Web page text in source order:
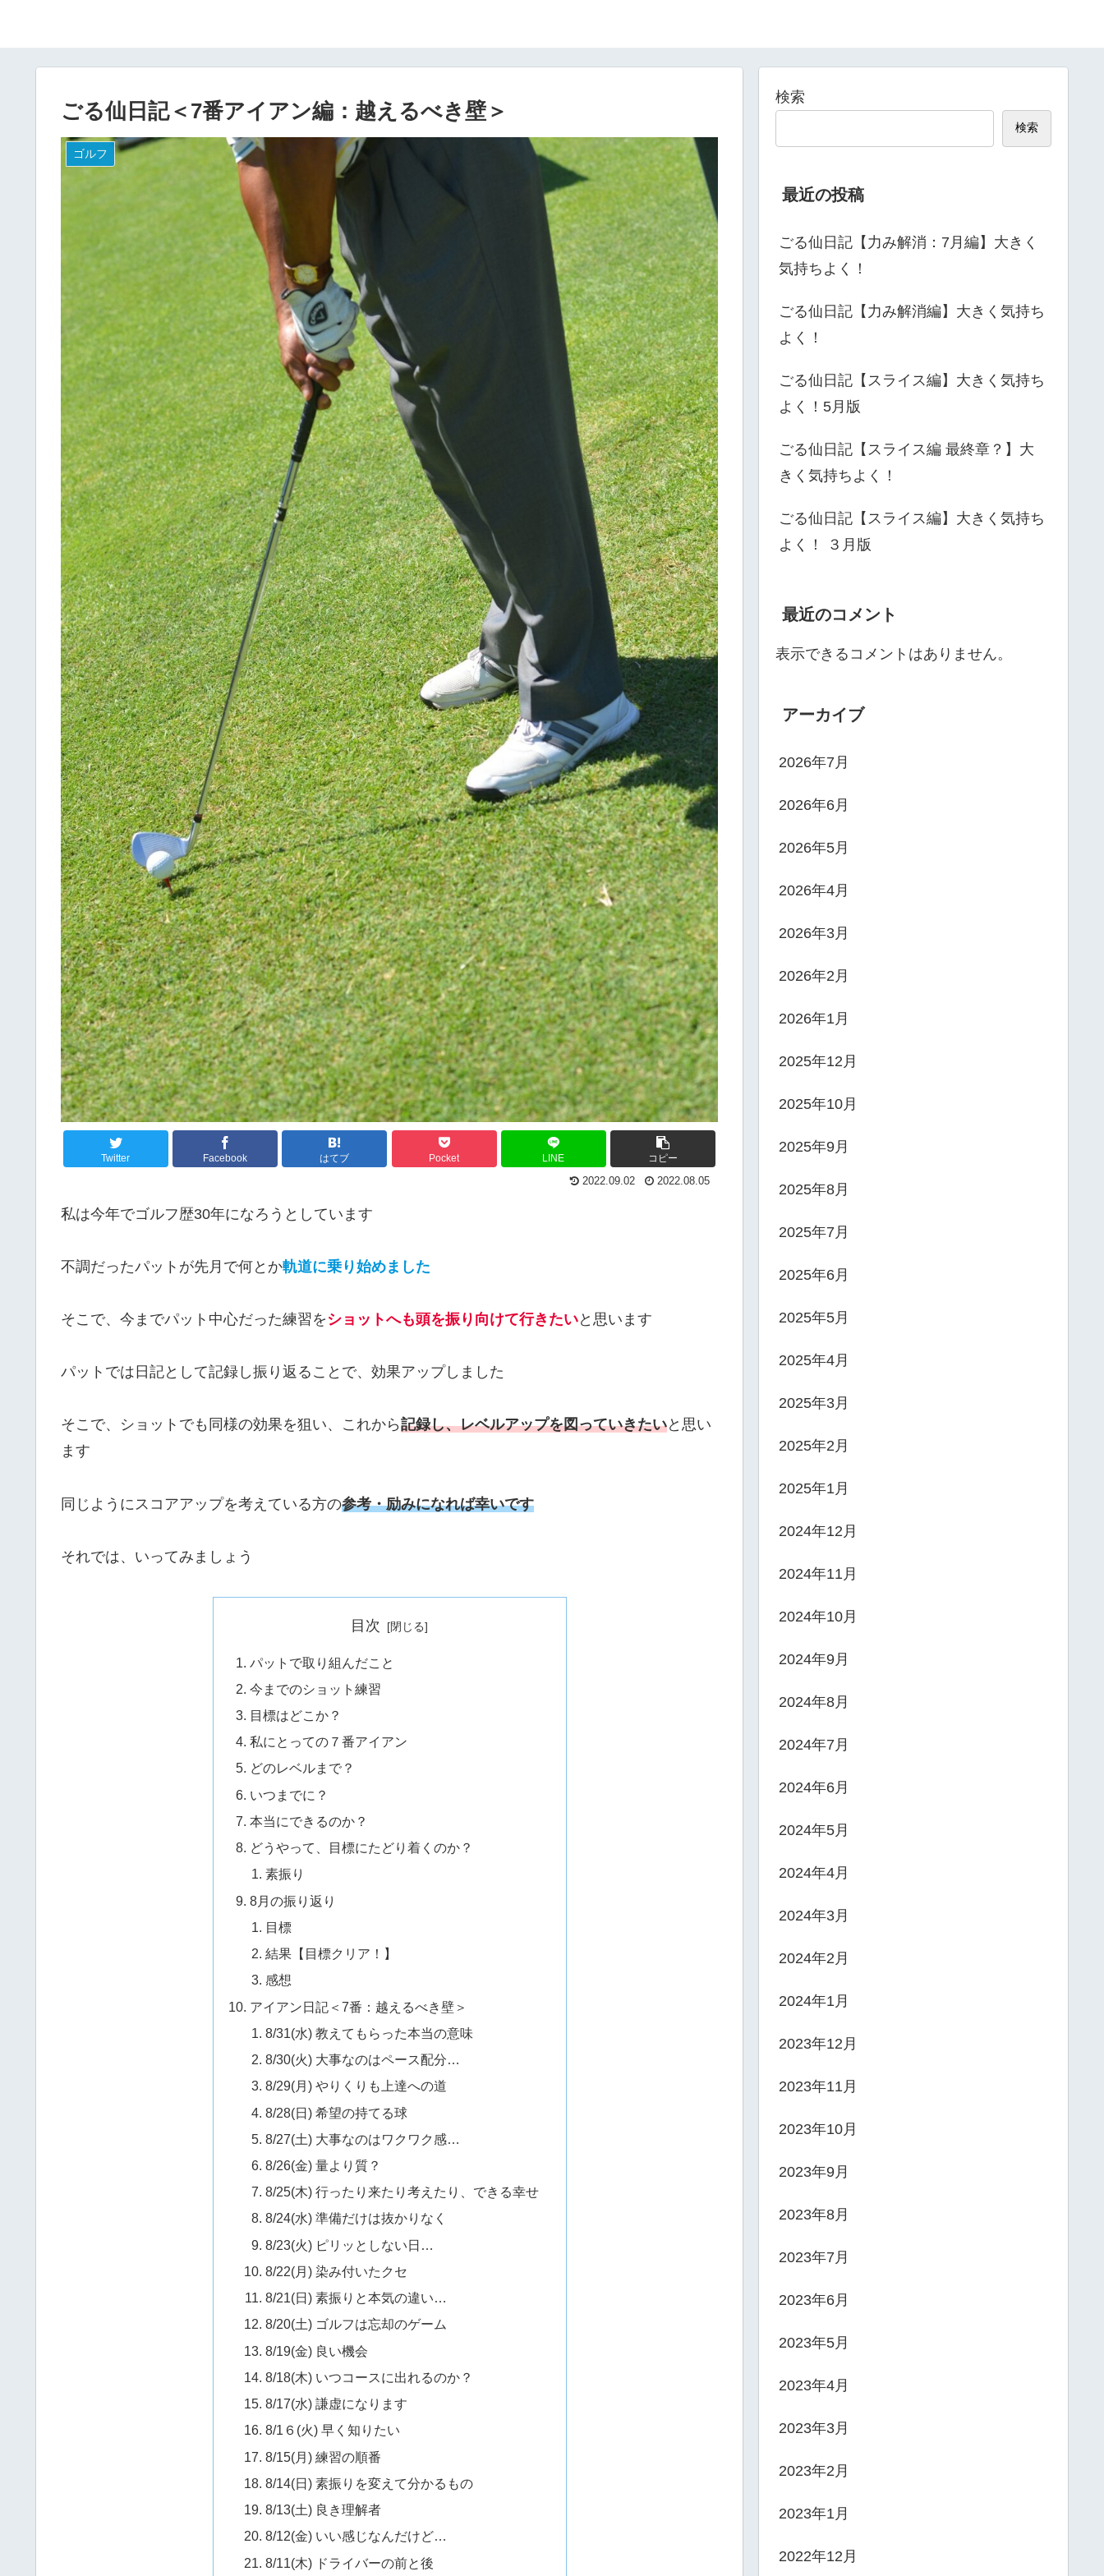
ごる仙日記＜7番アイアン編：越えるべき壁＞
ゴルフ
Twitter Facebook はてブ Pocket LINE コピー
2022.09.02 2022.08.05
私は今年でゴルフ歴30年になろうとしています
不調だったパットが先月で何とか軌道に乗り始めました
そこで、今までパット中心だった練習をショットへも頭を振り向けて行きたいと思います
パットでは日記として記録し振り返ることで、効果アップしました
そこで、ショットでも同様の効果を狙い、これから記録し、レベルアップを図っていきたいと思い
ます
同じようにスコアアップを考えている方の参考・励みになれば幸いです
それでは、いってみましょう
目次
パットで取り組んだこと
今までのショット練習
目標はどこか？
私にとっての７番アイアン
どのレベルまで？
いつまでに？
本当にできるのか？
どうやって、目標にたどり着くのか？
素振り
8月の振り返り
目標
結果【目標クリア！】
感想
アイアン日記＜7番：越えるべき壁＞
8/31(水) 教えてもらった本当の意味
8/30(火) 大事なのはペース配分…
8/29(月) やりくりも上達への道
8/28(日) 希望の持てる球
8/27(土) 大事なのはワクワク感…
8/26(金) 量より質？
8/25(木) 行ったり来たり考えたり、できる幸せ
8/24(水) 準備だけは抜かりなく
8/23(火) ピリッとしない日…
8/22(月) 染み付いたクセ
8/21(日) 素振りと本気の違い…
8/20(土) ゴルフは忘却のゲーム
8/19(金) 良い機会
8/18(木) いつコースに出れるのか？
8/17(水) 謙虚になります
8/1６(火) 早く知りたい
8/15(月) 練習の順番
8/14(日) 素振りを変えて分かるもの
8/13(土) 良き理解者
8/12(金) いい感じなんだけど…
8/11(木) ドライバーの前と後
検索
検索
最近の投稿
ごる仙日記【力み解消：7月編】大きく
気持ちよく！
ごる仙日記【力み解消編】大きく気持ち
よく！
ごる仙日記【スライス編】大きく気持ち
よく！5月版
ごる仙日記【スライス編 最終章？】大
きく気持ちよく！
ごる仙日記【スライス編】大きく気持ち
よく！ ３月版
最近のコメント
表示できるコメントはありません。
アーカイブ
2026年7月
2026年6月
2026年5月
2026年4月
2026年3月
2026年2月
2026年1月
2025年12月
2025年10月
2025年9月
2025年8月
2025年7月
2025年6月
2025年5月
2025年4月
2025年3月
2025年2月
2025年1月
2024年12月
2024年11月
2024年10月
2024年9月
2024年8月
2024年7月
2024年6月
2024年5月
2024年4月
2024年3月
2024年2月
2024年1月
2023年12月
2023年11月
2023年10月
2023年9月
2023年8月
2023年7月
2023年6月
2023年5月
2023年4月
2023年3月
2023年2月
2023年1月
2022年12月